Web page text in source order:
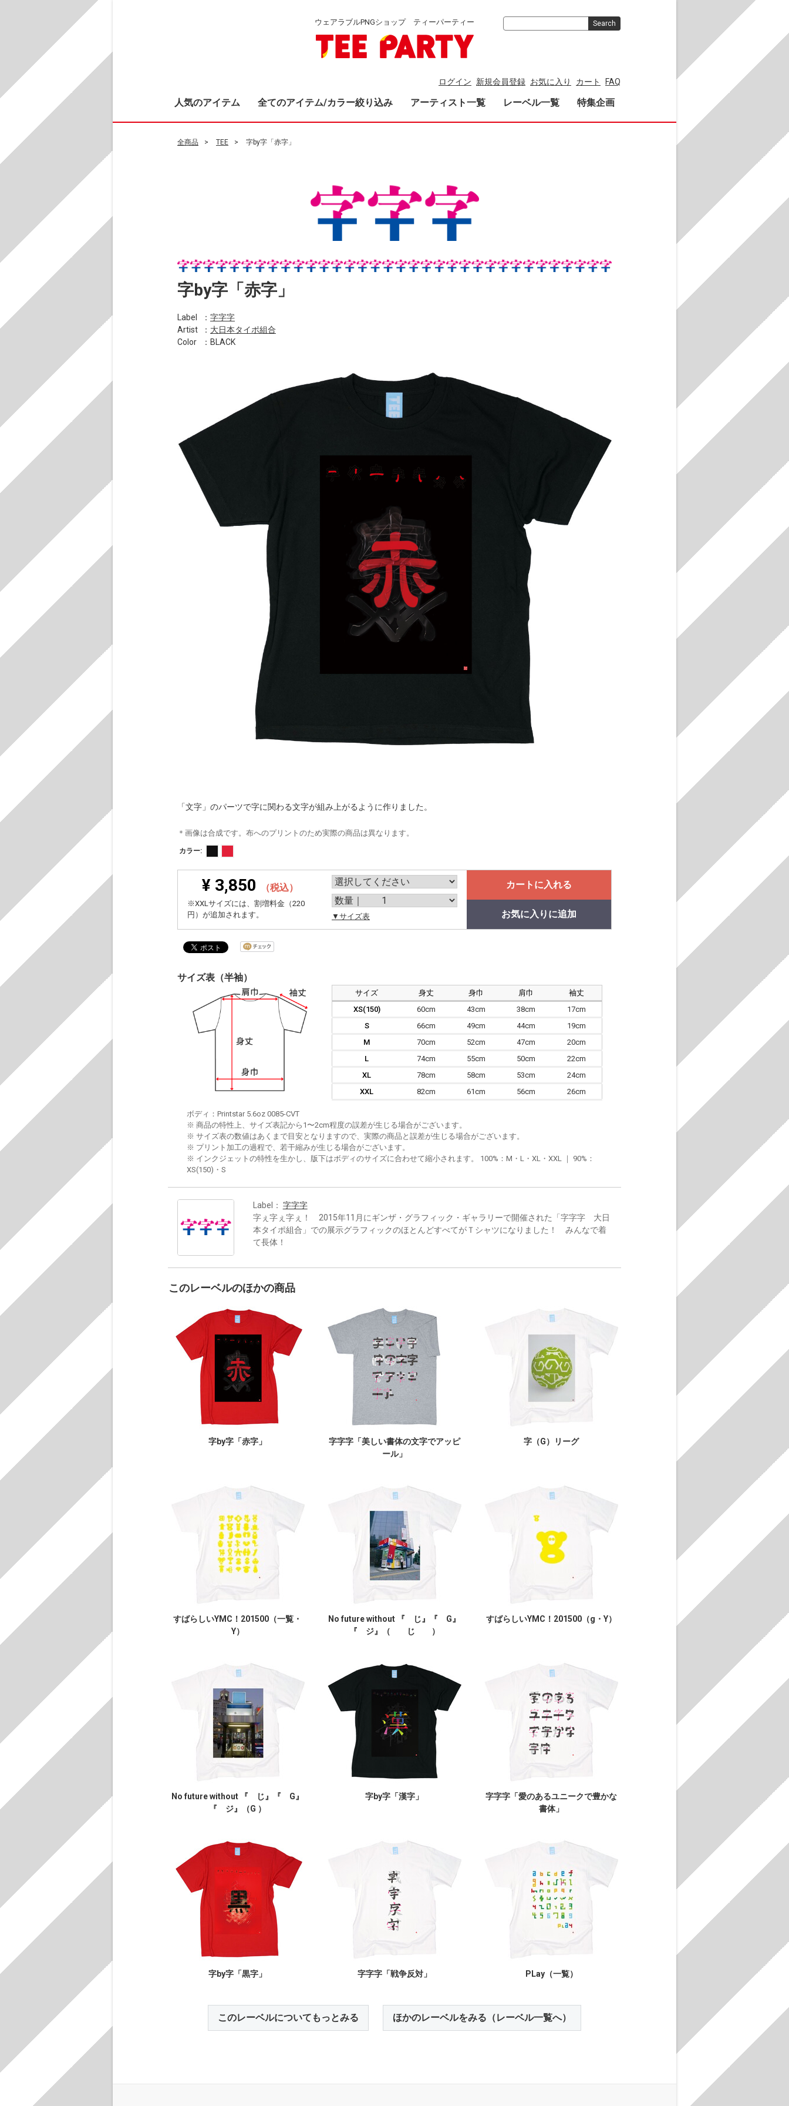
ウェアラブルPNGショップ ティーパーティー
ログイン 新規会員登録 お気に入り カート FAQ
人気のアイテム 全てのアイテム/カラー絞り込み アーティスト一覧 レーベル一覧 特集企画
Search
全商品 TEE 字by字「赤字」
字by字「赤字」
Label ： 字字字
Artist
： 大日本タイポ組合
Color
：BLACK
「文字」のパーツで字に関わる文字が組み上がるように作りました。
＊画像は合成です。布へのプリントのため実際の商品は異なります。
カラー:
¥ 3,850 （税込）
※XXLサイズには、割増料金（220
円）が追加されます。
▼サイズ表
カートに入れる
お気に入りに追加
サイズ表（半袖）
サイズ 身丈 身巾 肩巾
袖丈
XS(150)
60cm 43cm 38cm
17cm
S
66cm 49cm 44cm
19cm
M
70cm 52cm 47cm
20cm
L
74cm 55cm 50cm
22cm
XL
78cm 58cm 53cm
24cm
XXL
82cm 61cm 56cm 26cm
ボディ：Printstar 5.6oz 0085-CVT
※ 商品の特性上、サイズ表記から1〜2cm程度の誤差が生じる場合がございます。
※ サイズ表の数値はあくまで目安となりますので、実際の商品と誤差が生じる場合がございます。
※ プリント加工の過程で、若干縮みが生じる場合がございます。
※ インクジェットの特性を生かし、版下はボディのサイズに合わせて縮小されます。 100%：M・L・XL・XXL ｜ 90%：
XS(150)・S
Label： 字字字
字ぇ字ぇ字ぇ！ 2015年11月にギンザ・グラフィック・ギャラリーで開催された「字字字 大日
本タイポ組合」での展示グラフィックのほとんどすべてがＴシャツになりました！ みんなで着
て長体！
このレーベルのほかの商品
字by字「赤字」
字字字「美しい書体の文字でアッピ
ール」
字（G）リーグ
すばらしいYMC！201500（一覧・
Y）
No future without 『 じ』『 G』
『 ジ』（ じ ）
すばらしいYMC！201500（g・Y）
No future without 『 じ』『 G』
『 ジ』（G ）
字by字「漢字」
字字字「愛のあるユニークで豊かな
書体」
字by字「黒字」 字字字「戦争反対」 PLay（一覧）
このレーベルについてもっとみる ほかのレーベルをみる（レーベル一覧へ）